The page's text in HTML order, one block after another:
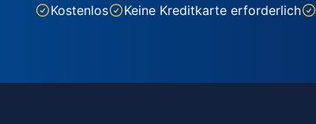
Kostenlos Keine Kreditkarte erforderlich